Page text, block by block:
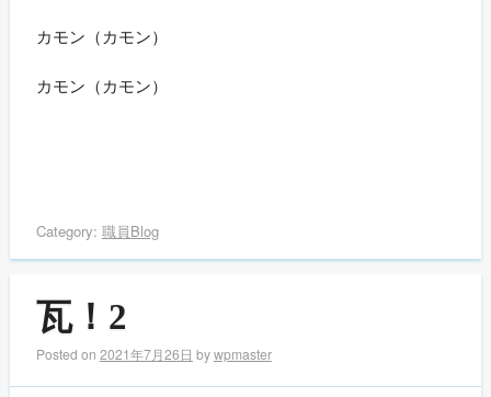
カモン（カモン）
カモン（カモン）
Category: 職員Blog
瓦！2
Posted on 2021年7月26日 bywpmaster